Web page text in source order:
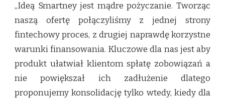
„Ideą Smartney jest mądre pożyczanie. Tworząc
naszą ofertę połączyliśmy z jednej strony
fintechowy proces, z drugiej naprawdę korzystne
warunki finansowania. Kluczowe dla nas jest aby
produkt ułatwiał klientom spłatę zobowiązań a
nie powiększał ich zadłużenie dlatego
proponujemy konsolidację tylko wtedy, kiedy dla